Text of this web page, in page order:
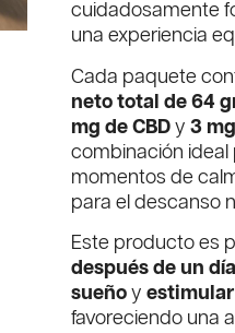
cuidadosamente
una experiencia
Cada paquete
neto total de 64
mg de CBD y3
combinación ideal
momentos de
para el descanso
Este producto es
después de un
sueño y
favoreciendo una